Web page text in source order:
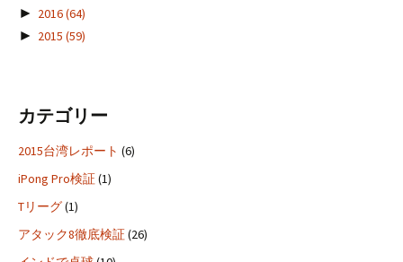
► 2016(64)
► 2015 (59)
カテゴリー
2015台湾レポート (6)
iPong Pro検証(1)
Tリーグ(1)
アタック8徹底検証(26)